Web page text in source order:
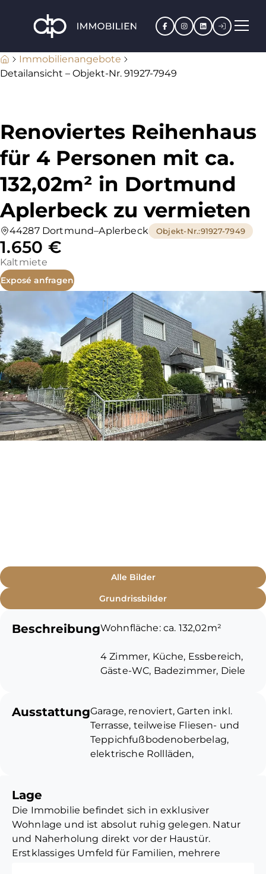
Facebook
Instagram
LinkedIn
Immobilienangebote
Detailansicht – Objekt-Nr. 91927-7949
Renoviertes Reihenhaus
für 4 Personen mit ca.
132,02m² in Dortmund
Aplerbeck zu vermieten
44287 Dortmund–Aplerbeck Objekt-Nr.:91927-7949
1.650 €
Kaltmiete
Exposé anfragen
Alle Bilder
Grundrissbilder
BeschreibungWohnfläche: ca. 132,02m²
4 Zimmer, Küche, Essbereich,
Gäste-WC, Badezimmer, Diele
Hobbyraum mit Waschküche,
Vorratsraum
Wohn-/Essbereich auf
Zwischenetagen mit Ausgang
zur Terrasse, Küche, Diele, Gäste
WC mit Tageslicht
AusstattungGarage, renoviert, Garten inkl.
Terrasse, teilweise Fliesen- und
Teppichfußbodenoberbelag,
elektrische Rollläden,
Lage
Die Immobilie befindet sich in exklusiver
Wohnlage und ist absolut ruhig gelegen. Natur
und Naherholung direkt vor der Haustür.
Erstklassiges Umfeld für Familien, mehrere